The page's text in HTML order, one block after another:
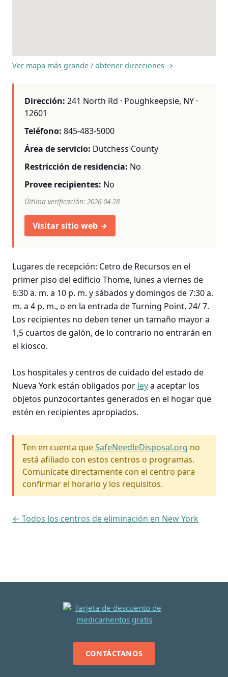
Ver mapa más grande / obtener direcciones →
Dirección: 241 North Rd · Poughkeepsie, NY ·
12601
Teléfono: 845-483-5000
Área de servicio: Dutchess County
Restricción de residencia: No
Provee recipientes: No
Última verificación: 2026-04-28
Visitar sitio web →
Lugares de recepción: Cetro de Recursos en el
primer piso del edificio Thome, lunes a viernes de
6:30 a. m. a 10 p. m. y sábados y domingos de 7:30 a.
m. a 4 p. m., o en la entrada de Turning Point, 24/ 7.
Los recipientes no deben tener un tamaño mayor a
1,5 cuartos de galón, de lo contrario no entrarán en
el kiosco.
Los hospitales y centros de cuidado del estado de
Nueva York están obligados por leya aceptar los
objetos punzocortantes generados en el hogar que
estén en recipientes apropiados.
Ten en cuenta queSafeNeedleDisposal.org no
está afiliado con estos centros o programas.
Comunícate directamente con el centro para
confirmar el horario y los requisitos.
← Todos los centros de eliminación en New York
CONTÁCTANOS